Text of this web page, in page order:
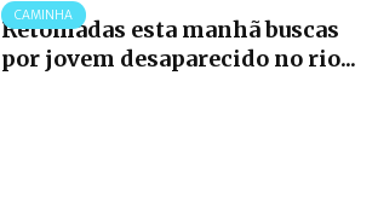
CAMINHA
Retomadas esta manhã buscas
por jovem desaparecido no rio...